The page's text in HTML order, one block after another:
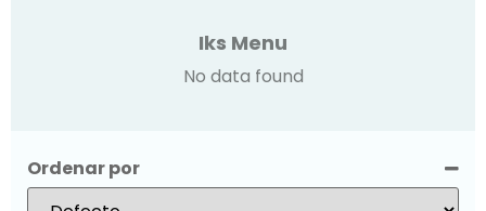
Iks Menu
No data found
Ordenar por
Sort Products